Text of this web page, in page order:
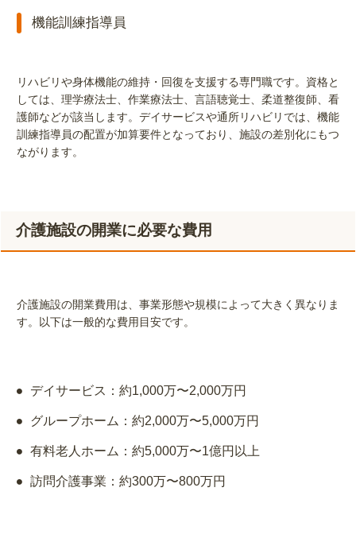
機能訓練指導員
リハビリや身体機能の維持・回復を支援する専門職です。資格と
しては、理学療法士、作業療法士、言語聴覚士、柔道整復師、看
護師などが該当します。デイサービスや通所リハビリでは、機能
訓練指導員の配置が加算要件となっており、施設の差別化にもつ
ながります。
介護施設の開業に必要な費用
介護施設の開業費用は、事業形態や規模によって大きく異なりま
す。以下は一般的な費用目安です。
デイサービス：約1,000万〜2,000万円
グループホーム：約2,000万〜5,000万円
有料老人ホーム：約5,000万〜1億円以上
訪問介護事業：約300万〜800万円